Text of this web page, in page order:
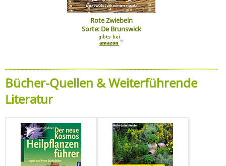
Rote Zwiebeln
Sorte: De Brunswick
*
Bücher-Quellen & Weiterführende
Literatur